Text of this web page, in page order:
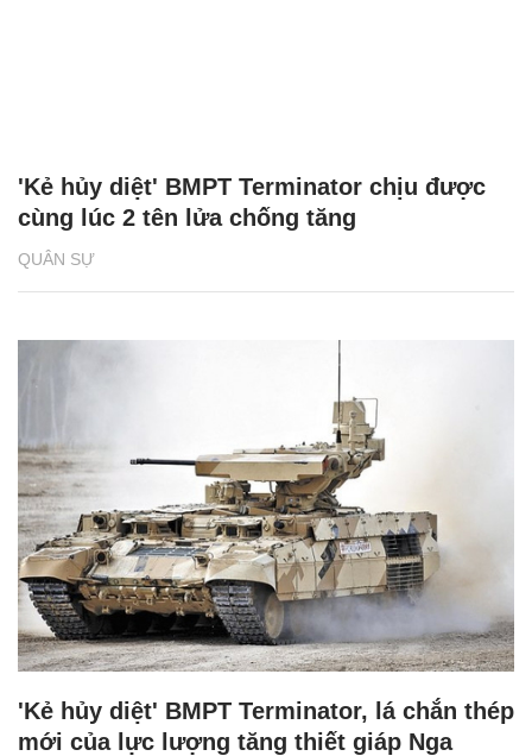
QUÂN SỰ
'Kẻ hủy diệt' BMPT Terminator chịu được
cùng lúc 2 tên lửa chống tăng
'Kẻ hủy diệt' BMPT Terminator, lá chắn thép
mới của lực lượng tăng thiết giáp Nga